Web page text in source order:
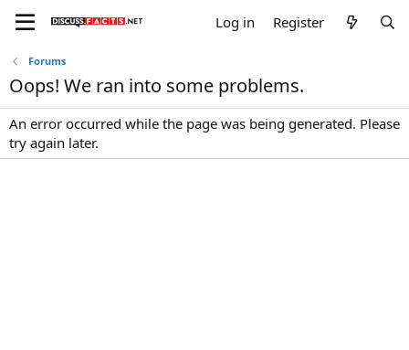
Log in Register
Forums
Oops! We ran into some problems.
An error occurred while the page was being generated. Please
try again later.